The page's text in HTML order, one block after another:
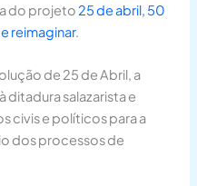
do projeto 25 de abril, 50
reimaginar.
de 25 de Abril, a
ditadura salazarista e
civis e políticos para a
dos processos de